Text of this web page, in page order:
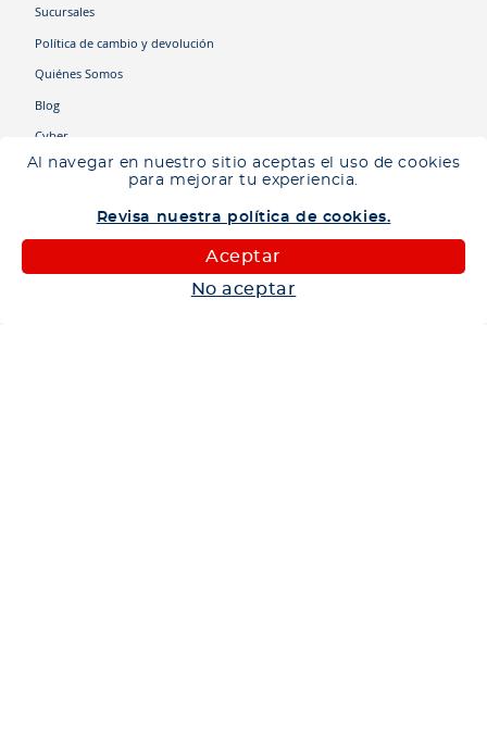
Al navegar en nuestro sitio aceptas el uso de cookies
para mejorar tu experiencia.
Revisa nuestra política de cookies.
Aceptar
No aceptar
Sucursales
Política de cambio y devolución
Quiénes Somos
Blog
Cyber